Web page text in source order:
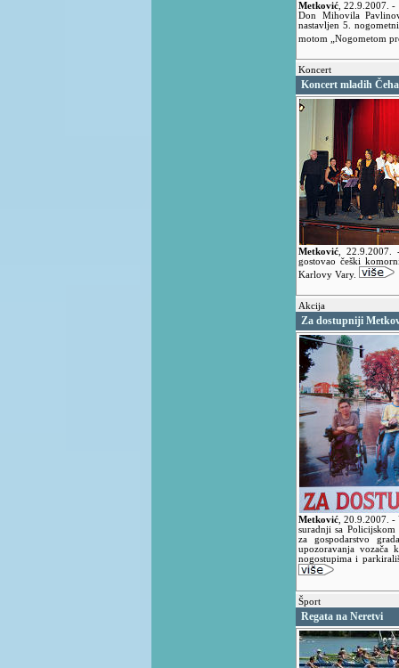
Metković ,22.9.2007.-
Don Mihovila
nastavljen 5.
motom „Nogometom
Koncert
Koncert mladih
Metković ,22.9.2007.
gostovao češki
Karlovy Vary.
Akcija
Za dostupniji
Metković 20.9.2007. -
suradnji sa
za gospodarstvo
upozoravanja vozača
nogostupima i
Šport
Regata na Neretvi